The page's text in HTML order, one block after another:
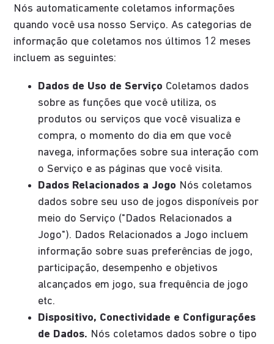
Nós automaticamente coletamos informações
quando você usa nosso Serviço. As categorias de
informação que coletamos nos últimos 12 meses
incluem as seguintes:
Dados de Uso de Serviço Coletamos dados
sobre as funções que você utiliza, os
produtos ou serviços que você visualiza e
compra, o momento do dia em que você
navega, informações sobre sua interação com
o Serviço e as páginas que você visita.
Dados Relacionados a Jogo Nós coletamos
dados sobre seu uso de jogos disponíveis por
meio do Serviço ("Dados Relacionados a
Jogo"). Dados Relacionados a Jogo incluem
informação sobre suas preferências de jogo,
participação, desempenho e objetivos
alcançados em jogo, sua frequência de jogo
etc.
Dispositivo, Conectividade e Configurações
de Dados. Nós coletamos dados sobre o tipo